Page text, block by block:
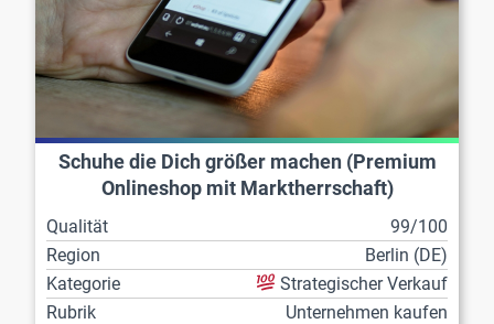
Schuhe die Dich größer machen (Premium
Onlineshop mit Marktherrschaft)
Qualität
99/100
Region
Berlin (DE)
Kategorie
Strategischer Verkauf
Rubrik
Unternehmen kaufen